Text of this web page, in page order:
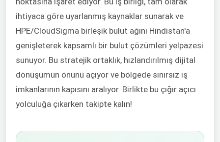
ihtiyaca göre uyarlanmış kaynaklar sunarak ve
HPE/CloudSigma birleşik bulut ağını Hindistan'a
genişleterek kapsamlı bir bulut çözümleri yelpazesi
sunuyor. Bu stratejik ortaklık, hızlandırılmış dijital
dönüşümün önünü açıyor ve bölgede sınırsız iş
imkanlarının kapısını aralıyor. Birlikte bu çığır açıcı
yolculuğa çıkarken takipte kalın!